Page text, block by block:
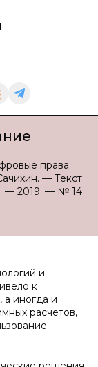
права.
— Текст
— 2019. — № 14
и
к
иногда и
расчетов,